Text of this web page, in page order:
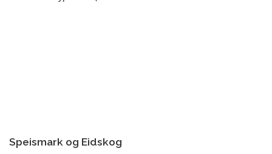
Speismark og Eidskog